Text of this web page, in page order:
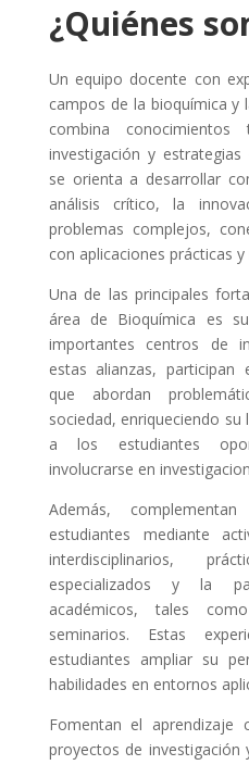
¿Quiénes
Un equipo docente con
campos de la bioquímica y
combina conocimientos
investigación y
se orienta a desarrollar
análisis crítico, la
problemas complejos,
con aplicaciones prácticas y
Una de las principales
área de Bioquímica es
importantes centros de
estas alianzas, participan
que abordan
sociedad, enriqueciendo
a los estudiantes
involucrarse en
Además,
estudiantes mediante
interdisciplinarios,
especializados y la
académicos, tales
seminarios. Estas
estudiantes ampliar su
habilidades en entornos
Fomentan el aprendizaje
proyectos de investigación